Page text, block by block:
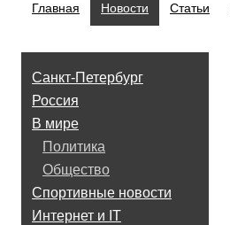
Главная Новости Статьи
Санкт-Петербург
Россия
В мире
Политика
Общество
Спортивные новости
Интернет и IT